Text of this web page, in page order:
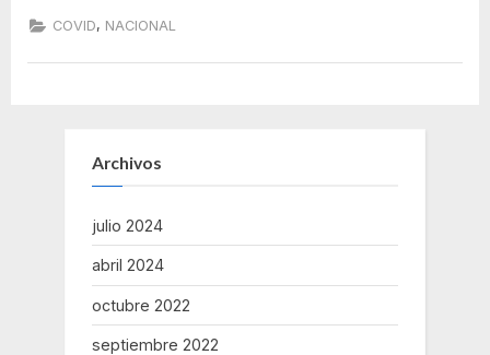
vacunación
a
y
años”
COVID, NACIONAL
Archivos
julio 2024
abril 2024
octubre 2022
septiembre 2022